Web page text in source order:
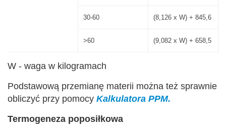
30-60 (8,126 x W) + 845,6
>60 (9,082 x W) + 658,5
W - waga w kilogramach
Podstawową przemianę materii można też sprawnie
obliczyć przy pomocy Kalkulatora PPM.
Termogeneza poposiłkowa